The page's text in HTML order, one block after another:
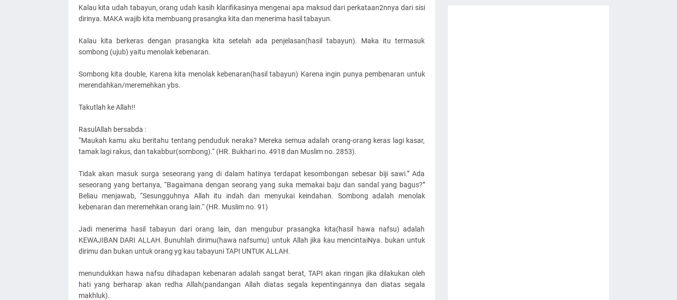
Kalau kita udah tabayun, orang udah kasih klarifikasinya mengenai apa maksud dari perkataan2nnya dari sisi
dirinya. MAKA wajib kita membuang prasangka kita dan menerima hasil tabayun.
Kalau kita berkeras dengan prasangka kita setelah ada penjelasan(hasil tabayun). Maka itu termasuk
sombong (ujub) yaitu menolak kebenaran.
Sombong kita double, Karena kita menolak kebenaran(hasil tabayun) Karena ingin punya pembenaran untuk
merendahkan/meremehkan ybs.
Takutlah ke Allah!!
RasulAllah bersabda :
“Maukah kamu aku beritahu tentang penduduk neraka? Mereka semua adalah orang-orang keras lagi kasar,
tamak lagi rakus, dan takabbur(sombong).“ (HR. Bukhari no. 4918 dan Muslim no. 2853).
Tidak akan masuk surga seseorang yang di dalam hatinya terdapat kesombongan sebesar biji sawi.” Ada
seseorang yang bertanya, “Bagaimana dengan seorang yang suka memakai baju dan sandal yang bagus?”
Beliau menjawab, “Sesungguhnya Allah itu indah dan menyukai keindahan. Sombong adalah menolak
kebenaran dan meremehkan orang lain.“ (HR. Muslim no. 91)
Jadi menerima hasil tabayun dari orang lain, dan mengubur prasangka kita(hasil hawa nafsu) adalah
KEWAJIBAN DARI ALLAH. Bunuhlah dirimu(hawa nafsumu) untuk Allah jika kau mencintaiNya. bukan untuk
dirimu dan bukan untuk orang yg kau tabayuni TAPI UNTUK ALLAH.
menundukkan hawa nafsu dihadapan kebenaran adalah sangat berat, TAPI akan ringan jika dilakukan oleh
hati yang berharap akan redha Allah(pandangan Allah diatas segala kepentingannya dan diatas segala
makhluk).